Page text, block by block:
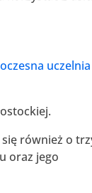
się również o
oraz jego